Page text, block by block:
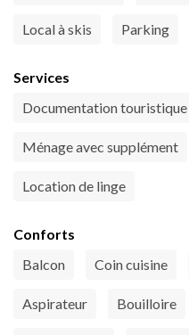
Local à skis Parking
Services
Documentation touristique
Ménage avec supplément
Location de linge
Conforts
Balcon
Coin cuisine
Aspirateur Bouilloire